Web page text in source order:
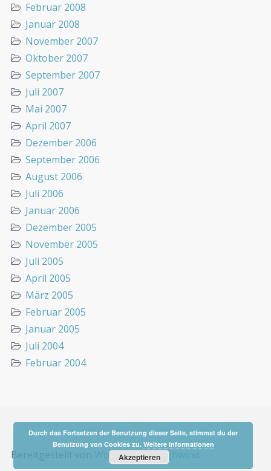
Februar 2008
Januar 2008
November 2007
Oktober 2007
September 2007
Juli 2007
Mai 2007
April 2007
Dezember 2006
September 2006
August 2006
Juli 2006
Januar 2006
Dezember 2005
November 2005
Juli 2005
April 2005
März 2005
Februar 2005
Januar 2005
Juli 2004
Februar 2004
Bereitgestellt von WordPress&Highwind
Durch das Fortsetzen der Benutzung dieser Seite, stimmst du der
Benutzung von Cookies zu. Weitere Informationen
Akzeptieren